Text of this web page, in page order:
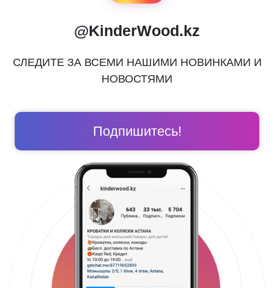
@KinderWood.kz
СЛЕДИТЕ ЗА ВСЕМИ НАШИМИ НОВИНКАМИ И
НОВОСТЯМИ
Подпишитесь!